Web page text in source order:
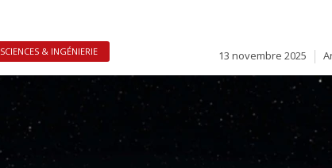
SCIENCES & INGÉNIERIE 13 novembre 2025